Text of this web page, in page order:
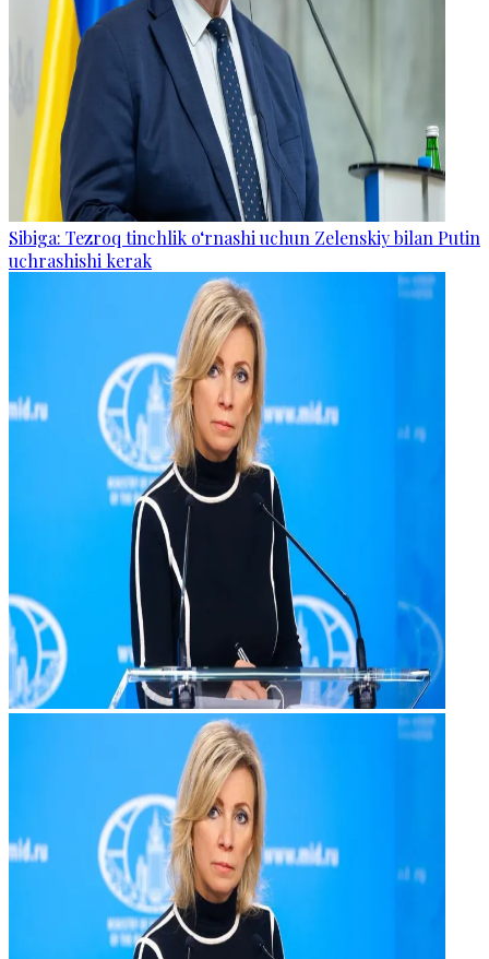
Sibiga: Tezroq tinchlik o‘rnashi uchun Zelenskiy bilan Putin
uchrashishi kerak